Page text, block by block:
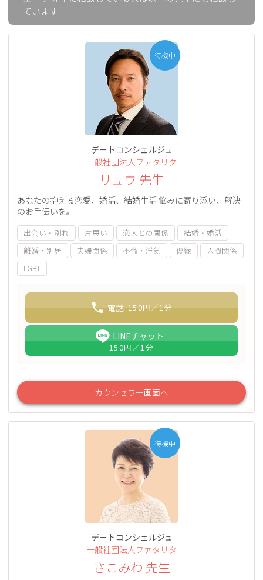
ています
待機中
デートコンシェルジュ
一般社団法人ファタリタ
リュウ 先生
あなたの抱える恋愛、婚活、結婚生活 悩みに寄り添い、解決
のお手伝いを。
出会い・別れ 片思い 恋人との関係
結婚・婚活
離婚・別居
夫婦関係 不倫・浮気 復縁
人間関係
LGBT
電話 150円／1分
LINEチャット
150円／1分
カウンセラー画面へ
待機中
デートコンシェルジュ
一般社団法人ファタリタ
さこみわ 先生